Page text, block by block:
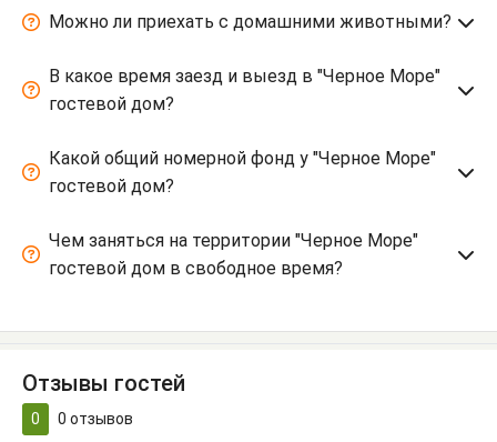
Можно ли приехать с домашними животными?
В какое время заезд и выезд в "Черное Море"
гостевой дом?
Какой общий номерной фонд у "Черное Море"
гостевой дом?
Чем заняться на территории "Черное Море"
гостевой дом в свободное время?
Отзывы гостей
0 0 отзывов